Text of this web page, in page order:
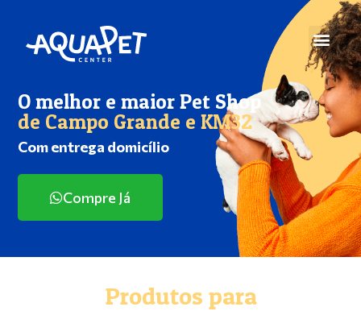
O melhor e maior Pet Shop
de Campo Grande e KM32
Com entrega domicílio
Compre Já
Produtos para